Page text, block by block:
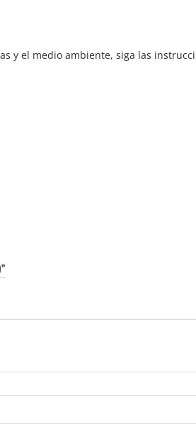
y el medio ambiente, siga las